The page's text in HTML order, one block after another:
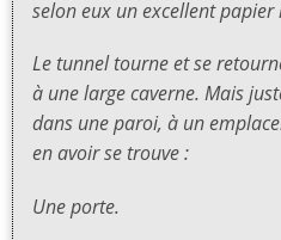
selon eux un excellent papier
Le tunnel tourne et se
à une large caverne. Mais
dans une paroi, à un
en avoir se trouve :
Une porte.